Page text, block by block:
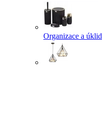
Organizace a úklid